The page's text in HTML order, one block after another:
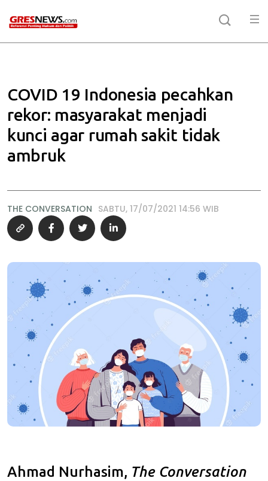
COVID 19 Indonesia pecahkan
rekor: masyarakat menjadi
kunci agar rumah sakit tidak
ambruk
THE CONVERSATION SABTU, 17/07/2021 14:56 WIB
Ahmad Nurhasim, The Conversation